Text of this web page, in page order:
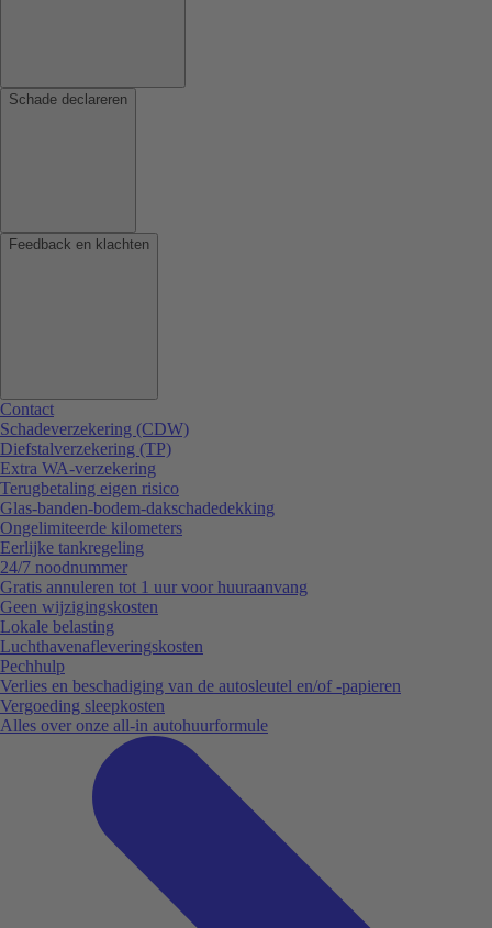
Schade declareren
Feedback en klachten
Contact
Schadeverzekering (CDW)
Diefstalverzekering (TP)
Extra WA-verzekering
Terugbetaling eigen risico
Glas-banden-bodem-dakschadedekking
Ongelimiteerde kilometers
Eerlijke tankregeling
24/7 noodnummer
Gratis annuleren tot 1 uur voor huuraanvang
Geen wijzigingskosten
Lokale belasting
Luchthavenafleveringskosten
Pechhulp
Verlies en beschadiging van de autosleutel en/of -papieren
Vergoeding sleepkosten
Alles over onze all-in autohuurformule